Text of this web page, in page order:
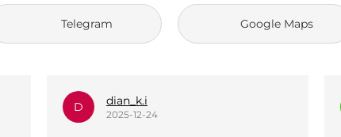
Telegram Google Maps
_
2025-12-23